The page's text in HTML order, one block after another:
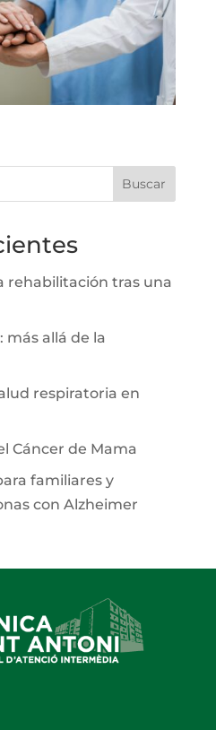
Buscar
rehabilitación tras una
más allá de la
respiratoria en
Cáncer de Mama
familiares y
con Alzheimer